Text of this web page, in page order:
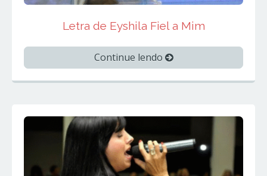
Letra de Eyshila Fiel a Mim
Continue lendo